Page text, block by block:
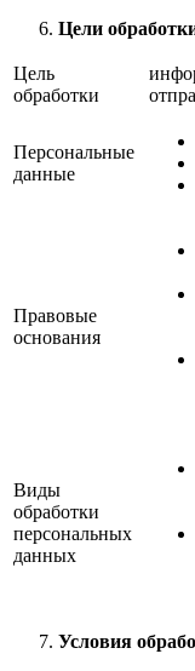
Цели
Цель
обработки
Персональные
данные
Правовые
основания
Виды
обработки
персональных
данных
Условия